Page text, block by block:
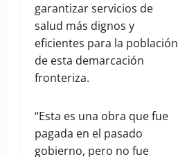
garantizar servicios de
salud más dignos y
eficientes para la población
de esta demarcación
fronteriza.
“Esta es una obra que fue
pagada en el pasado
gobierno, pero no fue